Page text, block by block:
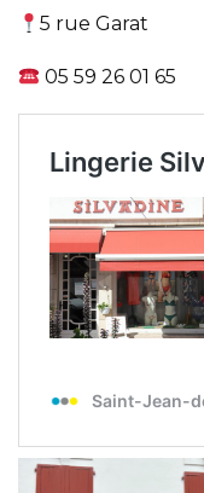
5 rue Garat
05 59 26 01 65